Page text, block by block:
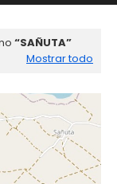
SAÑUTA
Mostrar todo